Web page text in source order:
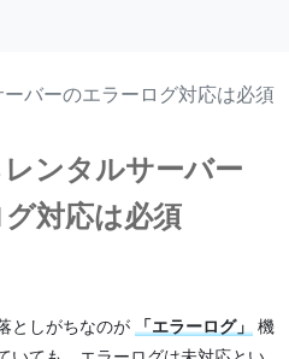
バーのエラーログ対応は必須
ンタルサーバー
対応は必須
としがちなのが 「エラーログ」
機